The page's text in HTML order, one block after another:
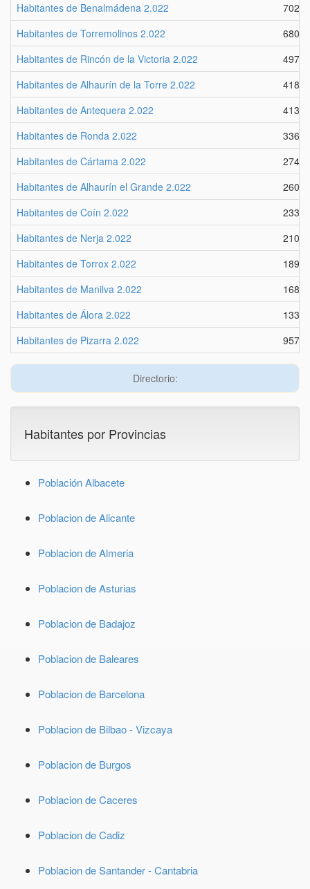
Habitantes de Benalmádena 2.022
70204
Habitantes de Torremolinos 2.022
68056
Habitantes de Rincón de la Victoria 2.022
49790
Habitantes de Alhaurín de la Torre 2.022
41868
Habitantes de Antequera 2.022
41348
Habitantes de Ronda 2.022
33624
Habitantes de Cártama 2.022
27436
Habitantes de Alhaurín el Grande 2.022
26095
Habitantes de Coín 2.022
23375
Habitantes de Nerja 2.022
21018
Habitantes de Torrox 2.022
18937
Habitantes de Manilva 2.022
16849
Habitantes de Álora 2.022
13336
Habitantes de Pizarra 2.022
9572
Directorio:
Habitantes por Provincias
Población Albacete
Poblacion de Alicante
Poblacion de Almeria
Poblacion de Asturias
Poblacion de Badajoz
Poblacion de Baleares
Poblacion de Barcelona
Poblacion de Bilbao - Vizcaya
Poblacion de Burgos
Poblacion de Caceres
Poblacion de Cadiz
Poblacion de Santander - Cantabria